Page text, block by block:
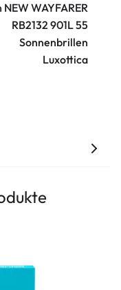
NEW WAYFARER
RB2132 901L 55
Sonnenbrillen
Luxottica